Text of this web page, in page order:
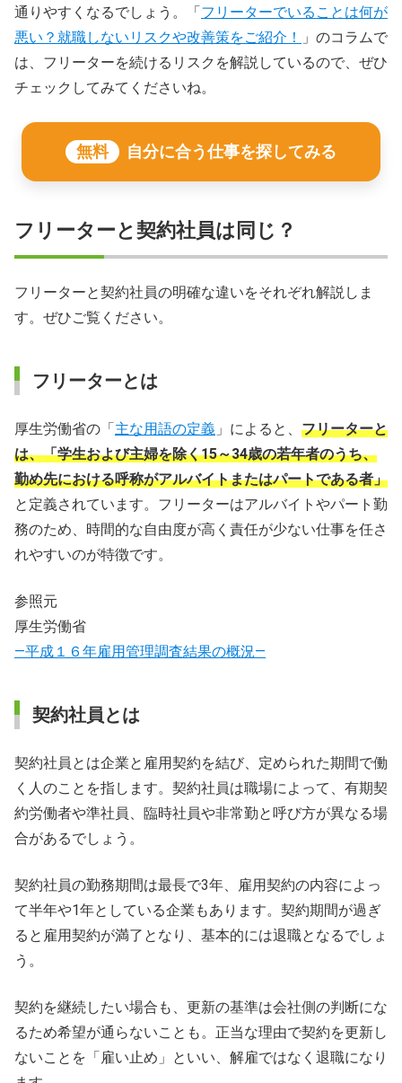
通りやすくなるでしょう。「 フリーターでいることは何が
悪い？就職しないリスクや改善策をご紹介！
」のコラムで
は、フリーターを続けるリスクを解説しているので、ぜひ
チェックしてみてくださいね。
無料 自分に合う仕事を探してみる
フリーターと契約社員は同じ？
フリーターと契約社員の明確な違いをそれぞれ解説しま
す。ぜひご覧ください。
フリーターとは
厚生労働省の「 主な用語の定義 」によると、 フリーターと
は、「学生および主婦を除く15～34歳の若年者のうち、
勤め先における呼称がアルバイトまたはパートである者」
と定義されています。フリーターはアルバイトやパート勤
務のため、時間的な自由度が高く責任が少ない仕事を任さ
れやすいのが特徴です。
参照元
厚生労働省
―平成１６年雇用管理調査結果の概況―
契約社員とは
契約社員とは企業と雇用契約を結び、定められた期間で働
く人のことを指します。契約社員は職場によって、有期契
約労働者や準社員、臨時社員や非常勤と呼び方が異なる場
合があるでしょう。
契約社員の勤務期間は最長で3年、雇用契約の内容によっ
て半年や1年としている企業もあります。契約期間が過ぎ
ると雇用契約が満了となり、基本的には退職となるでしょ
う。
契約を継続したい場合も、更新の基準は会社側の判断にな
るため希望が通らないことも。正当な理由で契約を更新し
ないことを「雇い止め」といい、解雇ではなく退職になり